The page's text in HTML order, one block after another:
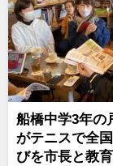
船橋中学3年の
がテニスで全
びを市長と教